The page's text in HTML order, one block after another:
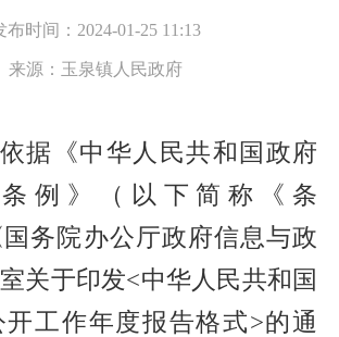
布时间： 2024-01-25 11:13
来源： 玉泉镇人民政府
据《中华人民共和国政府
例》（以下简称《条
务院办公厅政府信息与政
关于印发<中华人民共和国
工作年度报告格式>的通